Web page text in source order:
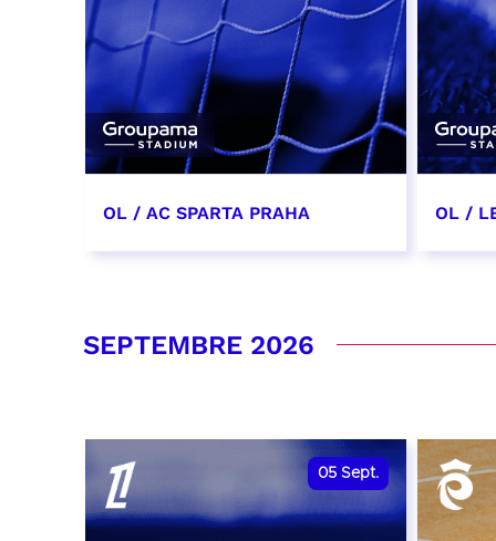
OL / AC SPARTA PRAHA OL /
SEPTEMBRE 2026
05 Sept.